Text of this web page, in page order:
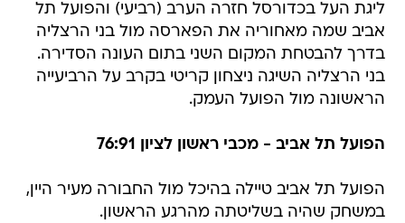
ליגת העל בכדורסל חזרה הערב (רביעי) והפועל תל
אביב שמה מאחוריה את הפארסה מול בני הרצליה
בדרך להבטחת המקום השני בתום העונה הסדירה.
בני הרצליה השיגה ניצחון קריטי בקרב על הרביעייה
הראשונה מול הפועל העמק.
הפועל תל אביב - מכבי ראשון לציון 76:91
הפועל תל אביב טיילה בהיכל מול החבורה מעיר היין,
במשחק שהיה בשליטתה מהרגע הראשון.